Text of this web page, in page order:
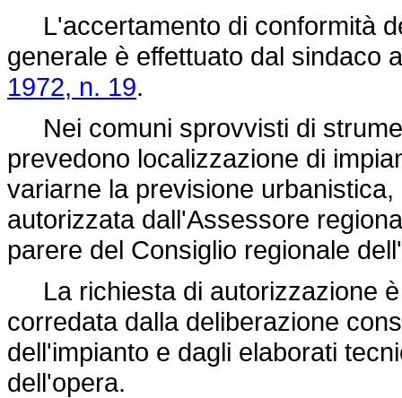
L'accertamento di conformità
generale è effettuato dal sindaco
1972, n. 19.
Nei comuni sprovvisti di
prevedono localizzazione di
variarne la previsione
autorizzata dall'Assessore
parere del Consiglio regionale
La richiesta di autorizzazione
corredata dalla deliberazione
dell'impianto e dagli elaborati
dell'opera.